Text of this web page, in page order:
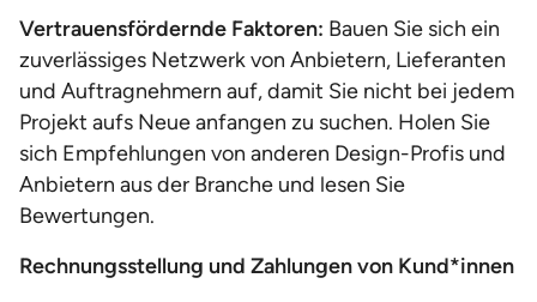
Vertrauensfördernde Faktoren: Bauen Sie sich ein
zuverlässiges Netzwerk von Anbietern, Lieferanten
und Auftragnehmern auf, damit Sie nicht bei jedem
Projekt aufs Neue anfangen zu suchen. Holen Sie
sich Empfehlungen von anderen Design-Profis und
Anbietern aus der Branche und lesen Sie
Bewertungen.
Rechnungsstellung und Zahlungen von Kund*innen